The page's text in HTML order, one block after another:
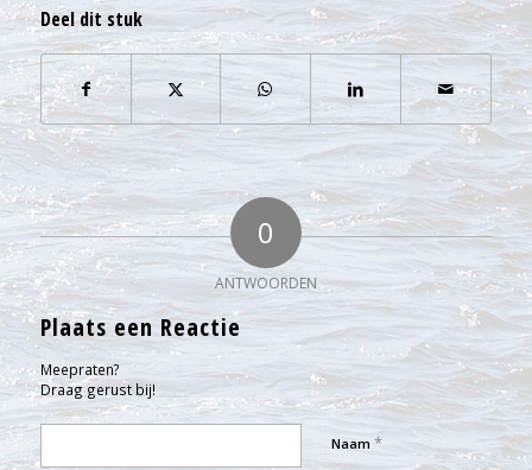
Deel dit stuk
0
ANTWOORDEN
Plaats een Reactie
Meepraten?
Draag gerust bij!
Naam *